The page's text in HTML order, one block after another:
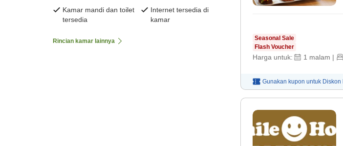
Kamar mandi dan toilet
tersedia
Internet tersedia di
kamar
Rincian kamar lainnya
Seasonal Sale
Flash Voucher
Harga untuk: 1 malam |
Gunakan kupon untuk Diskon